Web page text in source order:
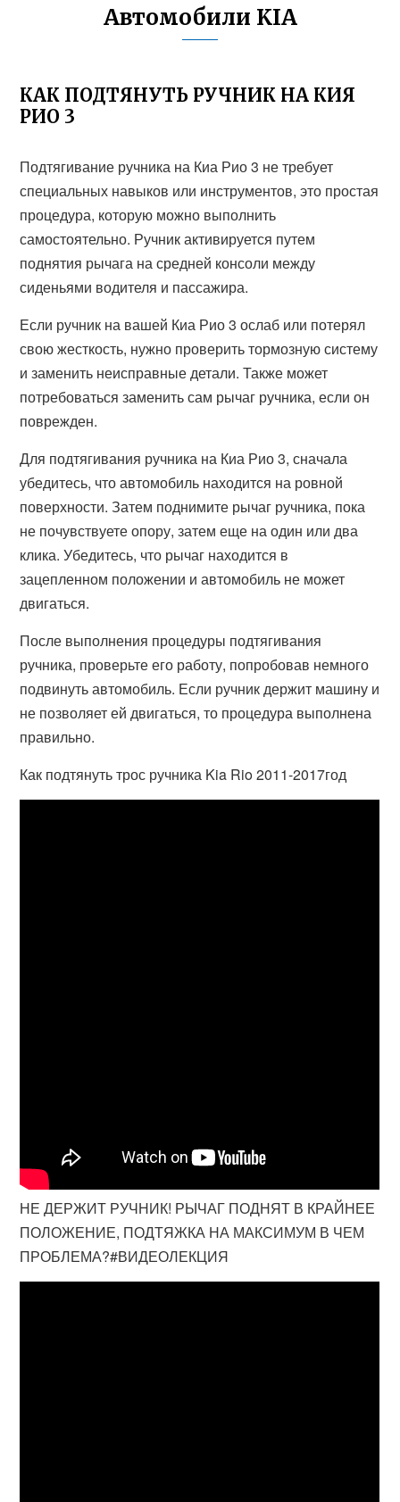
Автомобили KIA
КАК ПОДТЯНУТЬ РУЧНИК НА КИЯ
РИО 3
Подтягивание ручника на Киа Рио 3 не требует
специальных навыков или инструментов, это простая
процедура, которую можно выполнить
самостоятельно. Ручник активируется путем
поднятия рычага на средней консоли между
сиденьями водителя и пассажира.
Если ручник на вашей Киа Рио 3 ослаб или потерял
свою жесткость, нужно проверить тормозную систему
и заменить неисправные детали. Также может
потребоваться заменить сам рычаг ручника, если он
поврежден.
Для подтягивания ручника на Киа Рио 3, сначала
убедитесь, что автомобиль находится на ровной
поверхности. Затем поднимите рычаг ручника, пока
не почувствуете опору, затем еще на один или два
клика. Убедитесь, что рычаг находится в
зацепленном положении и автомобиль не может
двигаться.
После выполнения процедуры подтягивания
ручника, проверьте его работу, попробовав немного
подвинуть автомобиль. Если ручник держит машину и
не позволяет ей двигаться, то процедура выполнена
правильно.
Как подтянуть трос ручника Kia Rio 2011-2017год
НЕ ДЕРЖИТ РУЧНИК! РЫЧАГ ПОДНЯТ В КРАЙНЕЕ
ПОЛОЖЕНИЕ, ПОДТЯЖКА НА МАКСИМУМ В ЧЕМ
ПРОБЛЕМА?#ВИДЕОЛЕКЦИЯ